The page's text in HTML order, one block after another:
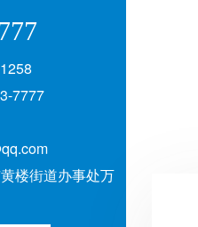
7777
楼街道办事处万